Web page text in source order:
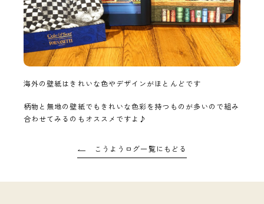
海外の壁紙はきれいな色やデザインがほとんどです
柄物と無地の壁紙でもきれいな色彩を持つものが多いので組み
合わせてみるのもオススメですよ♪
こうようログ一覧にもどる